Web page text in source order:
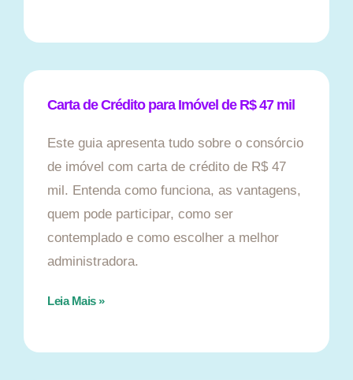
Carta de Crédito para Imóvel de R$ 47 mil
Este guia apresenta tudo sobre o consórcio
de imóvel com carta de crédito de R$ 47
mil. Entenda como funciona, as vantagens,
quem pode participar, como ser
contemplado e como escolher a melhor
administradora.
Leia Mais »